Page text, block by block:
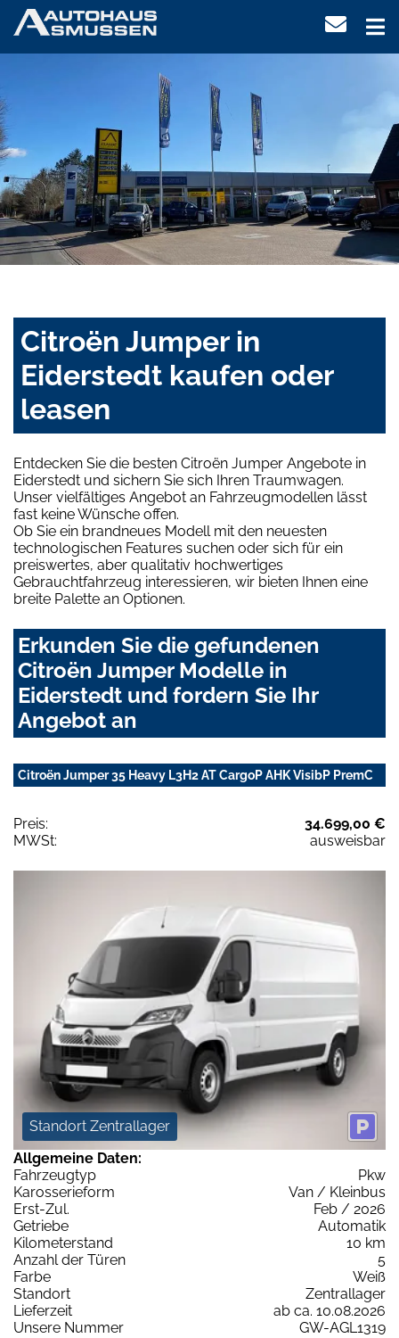
Citroën Jumper in
Eiderstedt kaufen oder
leasen
Entdecken Sie die besten Citroën Jumper Angebote in
Eiderstedt und sichern Sie sich Ihren Traumwagen.
Unser vielfältiges Angebot an Fahrzeugmodellen lässt
fast keine Wünsche offen.
Ob Sie ein brandneues Modell mit den neuesten
technologischen Features suchen oder sich für ein
preiswertes, aber qualitativ hochwertiges
Gebrauchtfahrzeug interessieren, wir bieten Ihnen eine
breite Palette an Optionen.
Erkunden Sie die gefundenen
Citroën Jumper Modelle in
Eiderstedt und fordern Sie Ihr
Angebot an
Citroën Jumper 35 Heavy L3H2 AT CargoP AHK VisibP PremC
Preis:
34.699,00 €
MWSt:
ausweisbar
Standort Zentrallager
Allgemeine Daten:
Fahrzeugtyp
Pkw
Karosserieform
Van / Kleinbus
Erst-Zul.
Feb / 2026
Getriebe
Automatik
Kilometerstand
10 km
Anzahl der Türen
5
Farbe
Weiß
Standort
Zentrallager
Lieferzeit
ab ca. 10.08.2026
Unsere Nummer
GW-AGL1319